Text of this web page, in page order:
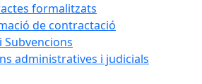
formalitzats
de contractació
Subvencions
administratives i judicials